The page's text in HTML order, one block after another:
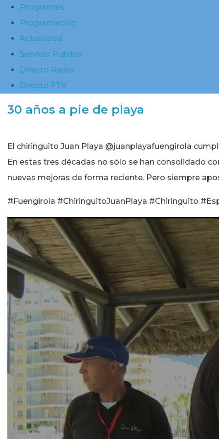
Programas
Programación
Actualidad
Servicio Público
Directo Radio
Directo FTV
30 años a pie de playa
El chiringuito Juan Playa @juanplayafuengirola
En estas tres décadas no sólo se han consolidado
nuevas mejoras de forma reciente. Pero siempre
#Fuengirola #ChiringuitoJuanPlaya #Chiringuito